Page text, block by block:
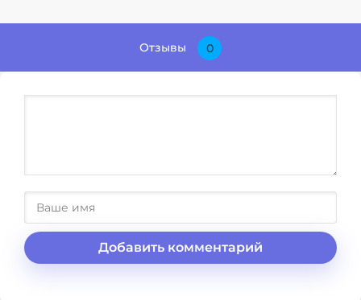
Отзывы 0
Добавить комментарий